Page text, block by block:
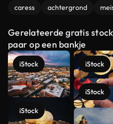
caress achtergrond
Gerelateerde gratis
paar op een bankje
iStock
iStock
iStock
iStock